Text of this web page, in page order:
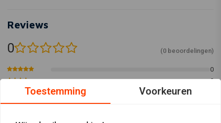
Reviews
0 (0 beoordelingen)
0
0
Toestemming Voorkeuren